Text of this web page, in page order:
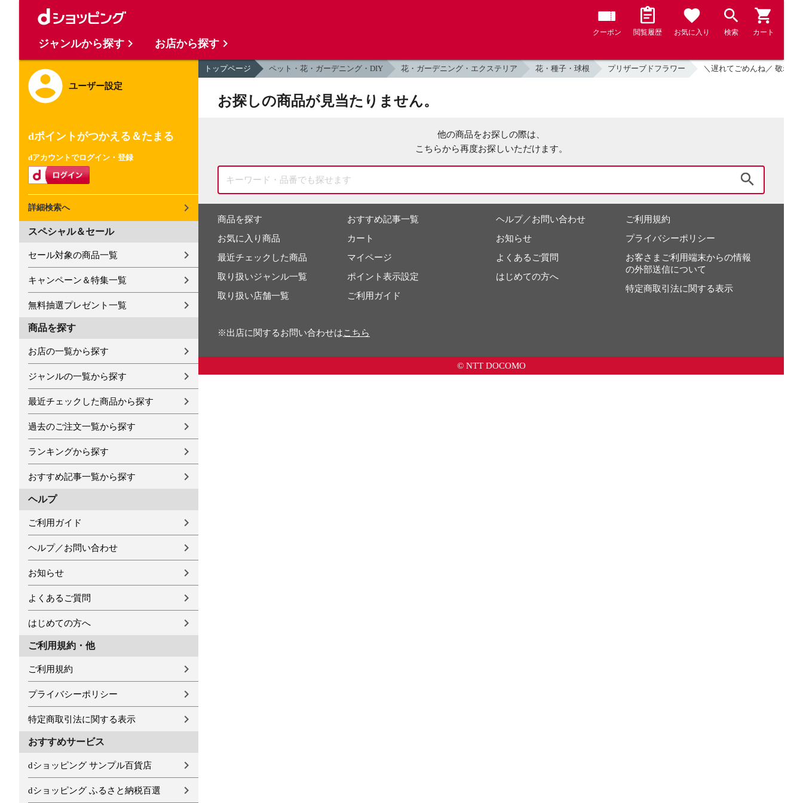
クーポン 閲覧履歴 お気に入り 検索 カート
ユーザー設定
dポイントがつかえる＆たまる
dアカウントでログイン・登録
詳細検索へ
スペシャル＆セール
セール対象の商品一覧
キャンペーン＆特集一覧
無料抽選プレゼント一覧
商品を探す
お店の一覧から探す
ジャンルの一覧から探す
最近チェックした商品から探す
過去のご注文一覧から探す
ランキングから探す
おすすめ記事一覧から探す
ヘルプ
ご利用ガイド
ヘルプ／お問い合わせ
お知らせ
よくあるご質問
はじめての方へ
ご利用規約・他
ご利用規約
プライバシーポリシー
特定商取引法に関する表示
おすすめサービス
dショッピング サンプル百貨店
dショッピング ふるさと納税百選
トップページ ペット・花・ガーデニング・DIY 花・ガーデニング・エクステリア 花・種子・球根 プリザーブドフラワー ＼遅れてごめんね／ 敬老
お探しの商品が見当たりません。
他の商品をお探しの際は、
こちらから再度お探しいただけます。
商品を探す
お気に入り商品
最近チェックした商品
取り扱いジャンル一覧
取り扱い店舗一覧
おすすめ記事一覧
カート
マイページ
ポイント表示設定
ご利用ガイド
ヘルプ／お問い合わせ
お知らせ
よくあるご質問
はじめての方へ
ご利用規約
プライバシーポリシー
お客さまご利用端末からの情報
の外部送信について
特定商取引法に関する表示
※出店に関するお問い合わせはこちら
© NTT DOCOMO
ジャンルから探す お店から探す